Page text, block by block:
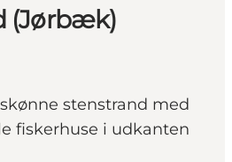
(Jørbæk)
stenstrand med
fiskerhuse i udkanten